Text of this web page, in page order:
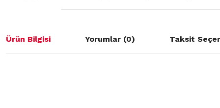
Ürün Bilgisi Yorumlar (0) Taksit